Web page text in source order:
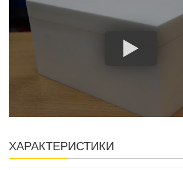
ХАРАКТЕРИСТИКИ